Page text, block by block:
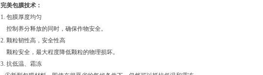
完美包膜技术：
1. 包膜厚度均匀
控制养分释放的同时，确保作物安全。
2. 颗粒韧性高，安全性高
颗粒安全，最大程度降低颗粒的物理损坏。
3. 抗低温、霜冻